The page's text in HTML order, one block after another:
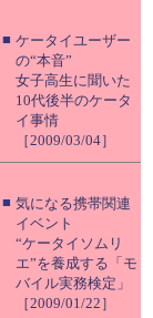
■ ケータイユーザー
の“本音”
女子高生に聞いた
10代後半のケータ
イ事情
［2009/03/04］
■ 気になる携帯関連
イベント
“ケータイソムリ
エ”を養成する「モ
バイル実務検定」
［2009/01/22］